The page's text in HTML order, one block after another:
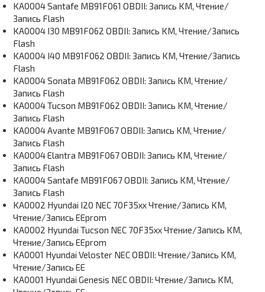
KA0004 Santafe MB91F061 OBDII: Запись KM, Чтение/
Запись Flash
KA0004 I30 MB91F062 OBDII: Запись KM, Чтение/Запись
Flash
KA0004 I40 MB91F062 OBDII: Запись KM, Чтение/Запись
Flash
KA0004 Sonata MB91F062 OBDII: Запись KM, Чтение/
Запись Flash
KA0004 Tucson MB91F062 OBDII: Запись KM, Чтение/
Запись Flash
KA0004 Avante MB91F067 OBDII: Запись KM, Чтение/
Запись Flash
KA0004 Elantra MB91F067 OBDII: Запись KM, Чтение/
Запись Flash
KA0004 Santafe MB91F067 OBDII: Запись KM, Чтение/
Запись Flash
KA0002 Hyundai I20 NEC 70F35xx Чтение/Запись KM,
Чтение/Запись EEprom
KA0002 Hyundai Tucson NEC 70F35xx Чтение/Запись KM,
Чтение/Запись EEprom
KA0001 Hyundai Veloster NEC OBDII: Чтение/Запись KM,
Чтение/Запись EE
KA0001 Hyundai Genesis NEC OBDII: Чтение/Запись KM,